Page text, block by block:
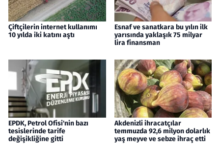
Çiftçilerin internet kullanımı
10 yılda iki katını aştı
Esnaf ve sanatkara bu yılın ilk
yarısında yaklaşık 75 milyar
lira finansman
EPDK, Petrol Ofisi'nin bazı
tesislerinde tarife
değişikliğine gitti
Akdenizli ihracatçılar
temmuzda 92,6 milyon dolarlık
yaş meyve ve sebze ihraç etti